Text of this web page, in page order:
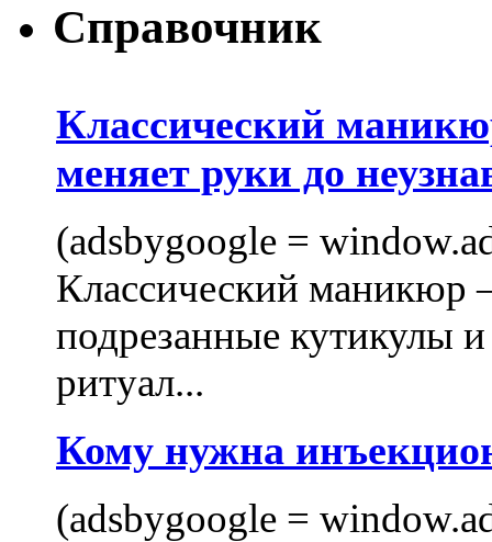
Справочник
Классический
меняет руки до
(adsbygoogle =
Классический маникюр
подрезанные кутикулы
ритуал...
Кому нужна
(adsbygoogle =